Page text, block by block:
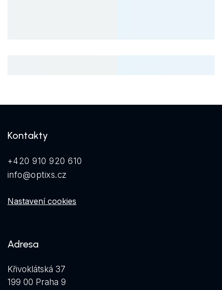
Kontakty
+420 910 920 610
info@optixs.cz
Nastavení cookies
Adresa
Křivoklátská 37
199 00 Praha 9